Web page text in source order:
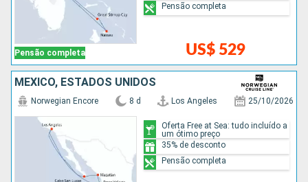
Pensão completa US$ 529
Pensão completa
MÉXICO, ESTADOS UNIDOS
Norwegian Encore 8 d Los Angeles 25/10/2026
Oferta Free at Sea: tudo incluído a
um ótimo preço
35% de desconto
Pensão completa